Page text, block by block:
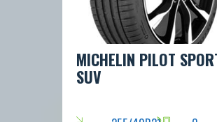
MICHELIN PILOT
SUV